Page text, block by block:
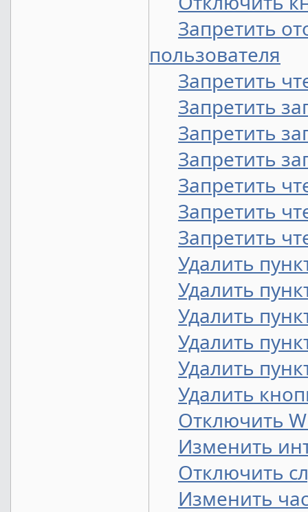
Запретить
пользователя
Запретить
Запретить
Запретить
Запретить
Запретить
Запретить
Запретить
Удалить
Удалить
Удалить
Удалить
Удалить
Удалить
Отключить
Изменить
Отключить
Изменить